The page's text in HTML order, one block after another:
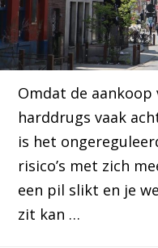
Omdat de aankoop
harddrugs vaak
is het
risico’s met zich
een pil slikt en je
zit kan …